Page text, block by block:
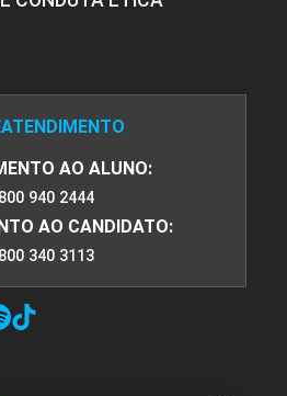
AO ALUNO:
940 2444
AO CANDIDATO:
340 3113